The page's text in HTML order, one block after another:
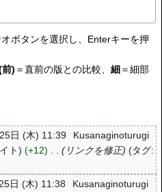
ボタンを選択し、Enterキーを押
前) ＝直前の版との比較、 細＝細部
日 (木) 11:39
Kusanaginoturugi
ト +12 リンクを修正 タグ:
日 (木) 11:38
Kusanaginoturugi